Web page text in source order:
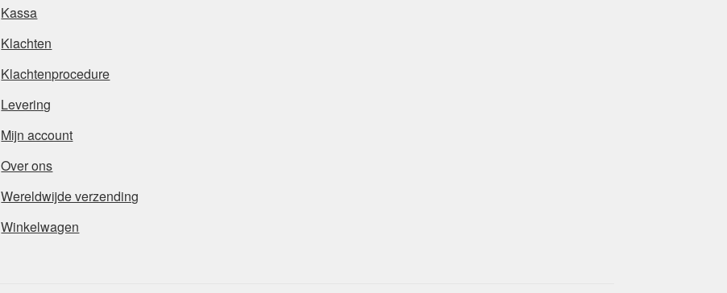
Kassa
Klachten
Klachtenprocedure
Levering
Mijn account
Over ons
Wereldwijde verzending
Winkelwagen